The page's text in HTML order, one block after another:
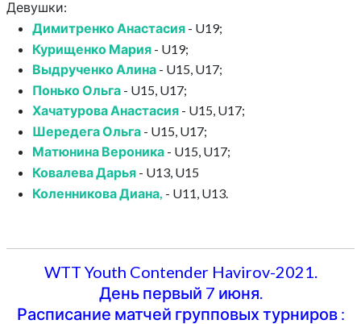
Девушки:
Димитренко Анастасия - U19;
Курищенко Мария - U19;
Выдрученко Алина - U15, U17;
Понько Ольга - U15, U17;
Хачатурова Анастасия - U15, U17;
Шередега Ольга - U15, U17;
Матюнина Вероника - U15, U17;
Ковалева Дарья - U13, U15
Коленникова Диана, - U11, U13.
WTT Youth Contender Havirov-2021.
День первый 7 июня.
Расписание матчей групповых турниров :